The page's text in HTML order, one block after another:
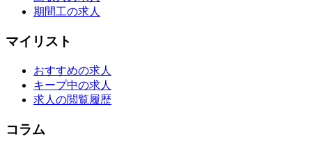
期間工の求人
マイリスト
おすすめの求人
キープ中の求人
求人の閲覧履歴
コラム